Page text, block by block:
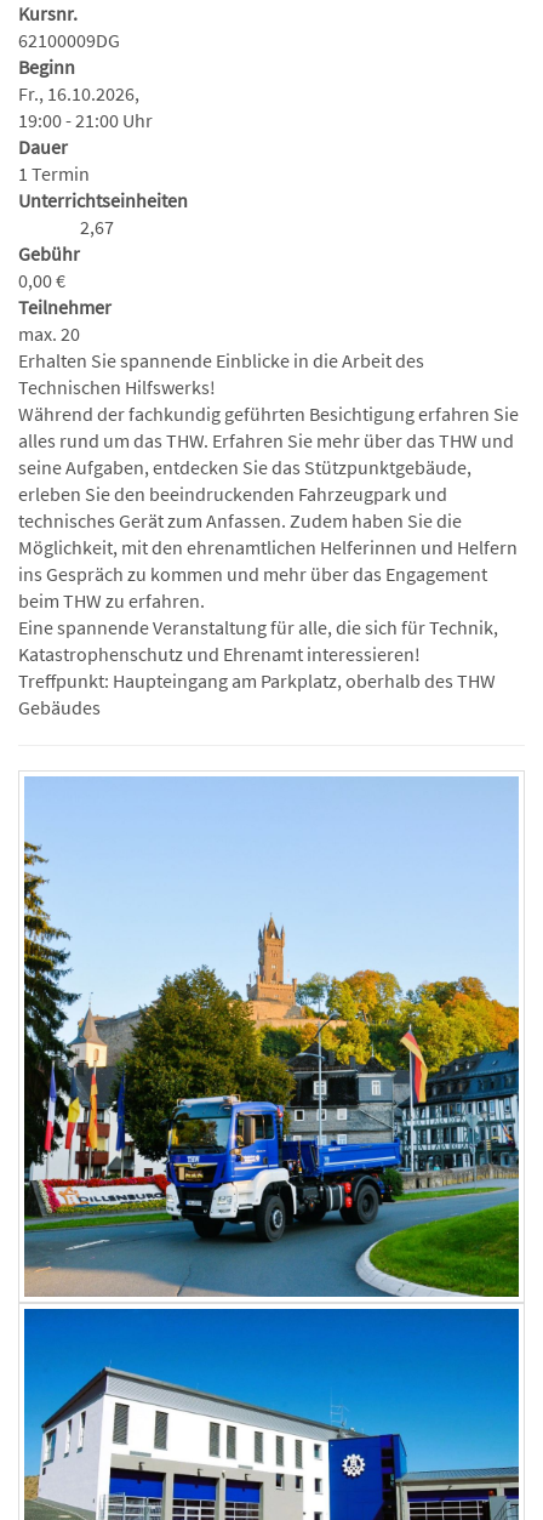
Kursnr.
62100009DG
Beginn
Fr., 16.10.2026,
19:00 - 21:00 Uhr
Dauer
1 Termin
Unterrichtseinheiten
2,67
Gebühr
0,00 €
Teilnehmer
max. 20
Erhalten Sie spannende Einblicke in die Arbeit des
Technischen Hilfswerks!
Während der fachkundig geführten Besichtigung erfahren Sie
alles rund um das THW. Erfahren Sie mehr über das THW und
seine Aufgaben, entdecken Sie das Stützpunktgebäude,
erleben Sie den beeindruckenden Fahrzeugpark und
technisches Gerät zum Anfassen. Zudem haben Sie die
Möglichkeit, mit den ehrenamtlichen Helferinnen und Helfern
ins Gespräch zu kommen und mehr über das Engagement
beim THW zu erfahren.
Eine spannende Veranstaltung für alle, die sich für Technik,
Katastrophenschutz und Ehrenamt interessieren!
Treffpunkt: Haupteingang am Parkplatz, oberhalb des THW
Gebäudes